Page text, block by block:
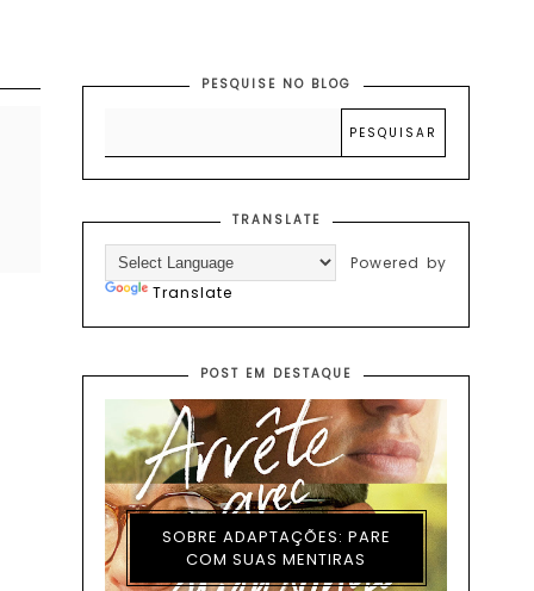
PESQUISE NO BLOG
TRANSLATE
Powered by
Translate
POST EM DESTAQUE
SOBRE ADAPTAÇÕES: PARE
COM SUAS MENTIRAS